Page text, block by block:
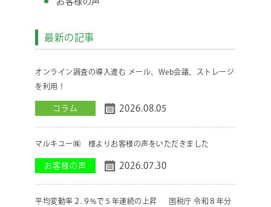
最新の記事
オンライン調査の導入進む メール、Web会議、ストレージ
を利用！
コラム 2026.08.05
マルキユー㈱ 様よりお客様の声をいただきました
お客様の声 2026.07.30
平均変動率２.９%で５年連続の上昇 国税庁 令和８年分